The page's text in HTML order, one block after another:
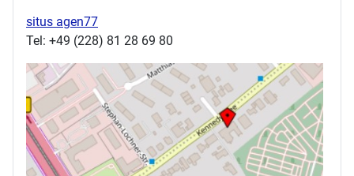
situs agen77
Tel: +49 (228) 81 28 69 80